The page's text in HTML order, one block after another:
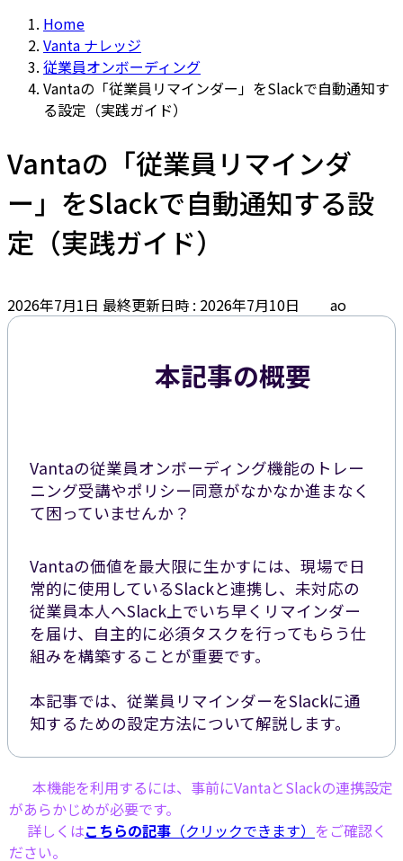
Home
Vanta ナレッジ
従業員オンボーディング
Vantaの「従業員リマインダー」をSlackで自動通知す
る設定（実践ガイド）
Vantaの「従業員リマインダ
ー」をSlackで自動通知する設
定（実践ガイド）
2026年7月1日 最終更新日時 : 2026年7月10日 ao
本記事の概要
Vantaの従業員オンボーディング機能のトレー
ニング受講やポリシー同意がなかなか進まなく
て困っていませんか？
Vantaの価値を最大限に生かすには、現場で日
常的に使用しているSlackと連携し、未対応の
従業員本人へSlack上でいち早くリマインダー
を届け、自主的に必須タスクを行ってもらう仕
組みを構築することが重要です。
本記事では、従業員リマインダーをSlackに通
知するための設定方法について解説します。
本機能を利用するには、事前にVantaとSlackの連携設定
があらかじめが必要です。
詳しくはこちらの記事 （クリックできます） をご確認く
ださい。